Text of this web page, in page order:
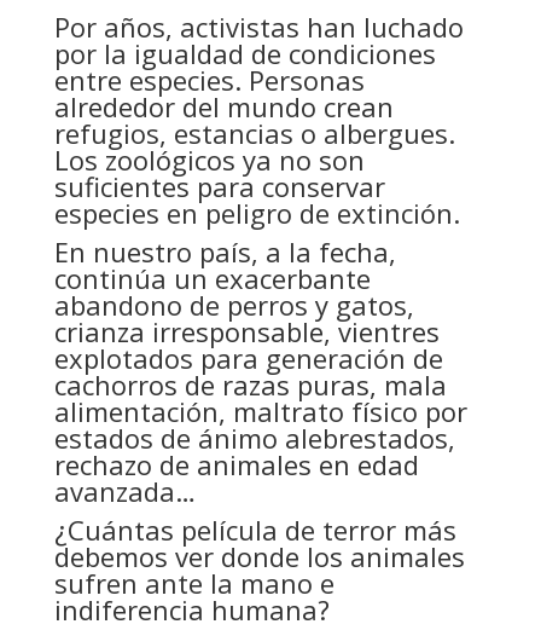
Por años, activistas han luchado
por la igualdad de condiciones
entre especies. Personas
alrededor del mundo crean
refugios, estancias o albergues.
Los zoológicos ya no son
suficientes para conservar
especies en peligro de extinción.
En nuestro país, a la fecha,
continúa un exacerbante
abandono de perros y gatos,
crianza irresponsable, vientres
explotados para generación de
cachorros de razas puras, mala
alimentación, maltrato físico por
estados de ánimo alebrestados,
rechazo de animales en edad
avanzada…
¿Cuántas película de terror más
debemos ver donde los animales
sufren ante la mano e
indiferencia humana?